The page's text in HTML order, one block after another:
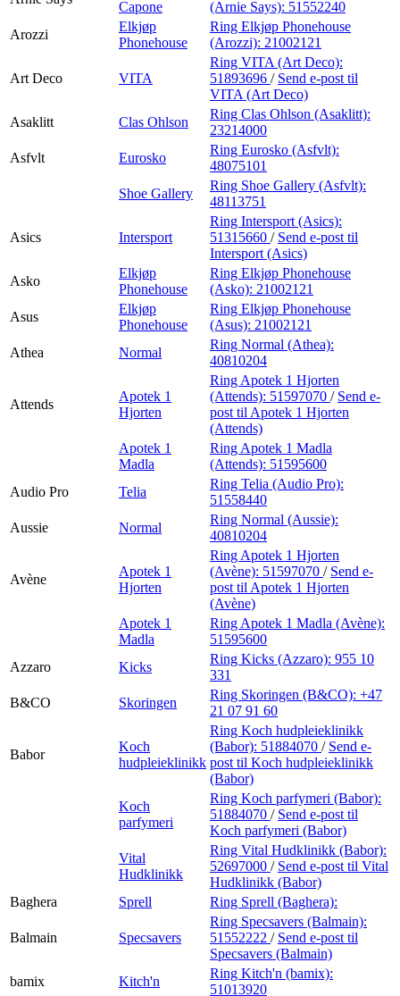
Capone (Arnie Says): 51552240
Arozzi
Elkjøp
Phonehouse
Ring Elkjøp Phonehouse
(Arozzi): 21002121
Art Deco VITA
Ring VITA (Art Deco):
51893696 / Send e-post til
VITA (Art Deco)
Asaklitt
Clas Ohlson
Ring Clas Ohlson (Asaklitt):
23214000
Asfvlt
Eurosko
Ring Eurosko (Asfvlt):
48075101
Shoe Gallery
Ring Shoe Gallery (Asfvlt):
48113751
Asics Intersport
Ring Intersport (Asics):
51315660 / Send e-post til
Intersport (Asics)
Asko
Elkjøp
Phonehouse
Ring Elkjøp Phonehouse
(Asko): 21002121
Asus
Elkjøp
Phonehouse
Ring Elkjøp Phonehouse
(Asus): 21002121
Athea
Normal
Ring Normal (Athea):
40810204
Attends
Apotek 1
Hjorten
Ring Apotek 1 Hjorten
(Attends): 51597070 / Send e-
post til Apotek 1 Hjorten
(Attends)
Apotek 1
Madla
Ring Apotek 1 Madla
(Attends): 51595600
Audio Pro
Telia
Ring Telia (Audio Pro):
51558440
Aussie
Normal
Ring Normal (Aussie):
40810204
Avène
Apotek 1
Hjorten
Ring Apotek 1 Hjorten
(Avène): 51597070 / Send e-
post til Apotek 1 Hjorten
(Avène)
Apotek 1
Madla
Ring Apotek 1 Madla (Avène):
51595600
Azzaro
Kicks
Ring Kicks (Azzaro): 955 10
331
B&CO
Skoringen
Ring Skoringen (B&CO): +47
21 07 91 60
Babor
Koch
hudpleieklinikk
Ring Koch hudpleieklinikk
(Babor): 51884070 / Send e-
post til Koch hudpleieklinikk
(Babor)
Koch
parfymeri
Ring Koch parfymeri (Babor):
51884070 / Send e-post til
Koch parfymeri (Babor)
Vital
Hudklinikk
Ring Vital Hudklinikk (Babor):
52697000 / Send e-post til Vital
Hudklinikk (Babor)
Baghera
Sprell Ring Sprell (Baghera):
Balmain Specsavers
Ring Specsavers (Balmain):
51552222 / Send e-post til
Specsavers (Balmain)
bamix
Kitch'n
Ring Kitch'n (bamix):
51013920